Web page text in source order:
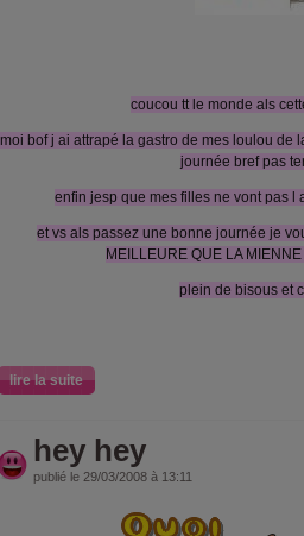
coucou tt le monde als
moi bof j ai attrapé la gastro de mes loulou de
journée bref pas
enfin jesp que mes filles ne vont pas l
et vs als passez une bonne journée je
MEILLEURE QUE LA
plein de bisous et
lire la suite
hey hey
publié le 29/03/2008 à 13:11